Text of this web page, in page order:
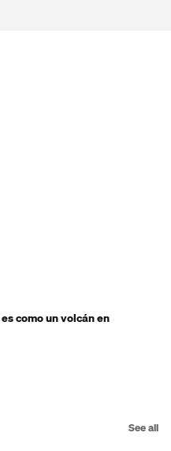
como un volcán en
See all